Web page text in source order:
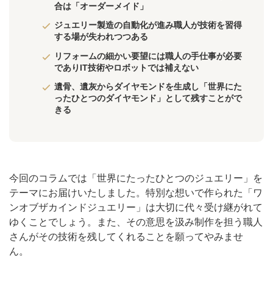
合は「オーダーメイド」
ジュエリー製造の自動化が進み職人が技術を習得
する場が失われつつある
リフォームの細かい要望には職人の手仕事が必要
でありIT技術やロボットでは補えない
遺骨、遺灰からダイヤモンドを生成し「世界にた
ったひとつのダイヤモンド」として残すことがで
きる
今回のコラムでは「世界にたったひとつのジュエリー」を
テーマにお届けいたしました。特別な想いで作られた「ワ
ンオブザカインドジュエリー」は大切に代々受け継がれて
ゆくことでしょう。また、その意思を汲み制作を担う職人
さんがその技術を残してくれることを願ってやみませ
ん。